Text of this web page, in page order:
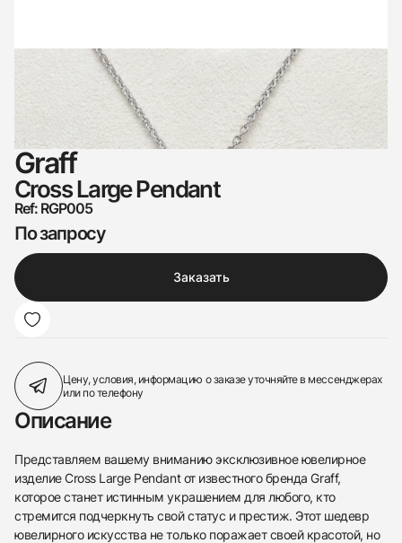
Graff
Cross Large Pendant
Ref: RGP005
По запросу
Заказать
Цену, условия, информацию о заказеуточняйте в мессенджерах
или по телефону
Описание
Представляем вашему вниманию эксклюзивное ювелирное
изделие Cross Large Pendant от известного бренда Graff,
которое станет истинным украшением для любого, кто
стремится подчеркнуть свой статус и престиж. Этот шедевр
ювелирного искусства не только поражает своей красотой, но